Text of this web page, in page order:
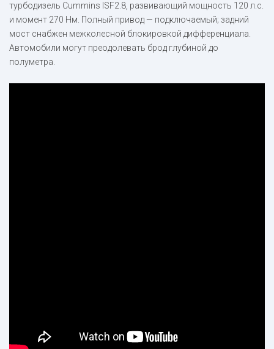
турбодизель Cummins ISF2.8, развивающий мощность 120 л.с.
и момент 270 Нм. Полный привод — подключаемый; задний
мост снабжен межколесной блокировкой дифференциала.
Автомобили могут преодолевать брод глубиной до
полуметра.